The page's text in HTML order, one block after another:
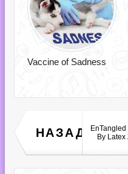
Vaccine of Sadness
НАЗАД
Empire
(2018)
By